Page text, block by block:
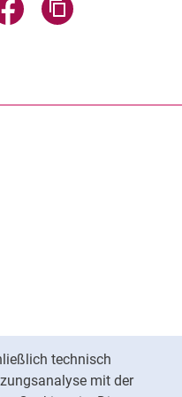
technisch
mit der